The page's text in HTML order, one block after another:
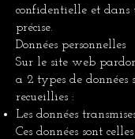
confidentielle et
précise.
Données personnelles
Sur le site web
a 2 types de données
recueillies :
Les données
Ces données sont